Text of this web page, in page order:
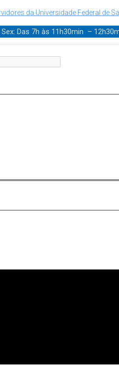
da Universidade Federal de
Das 7h às 11h30min –